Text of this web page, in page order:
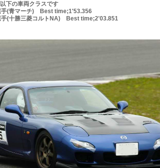
下の車両クラスです
(青マーチ) Best time;1'53.356
(十勝三菱コルトNA) Best time;2'03.851